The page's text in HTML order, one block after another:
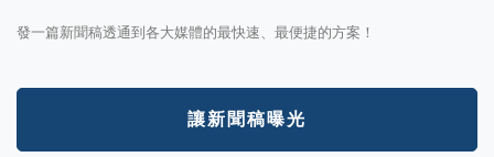
發一篇新聞稿透通到各大媒體的最快速、最便捷的方案！
讓新聞稿曝光